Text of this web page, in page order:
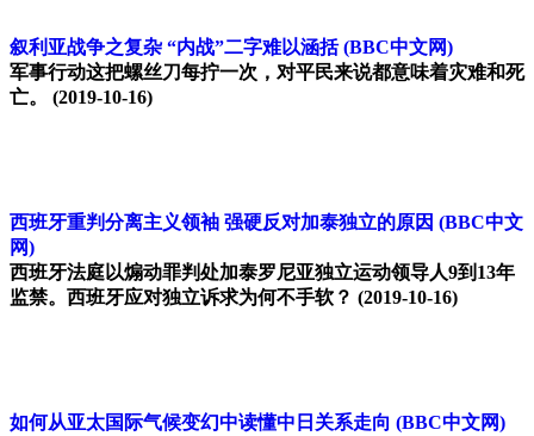
叙利亚战争之复杂 “内战”二字难以涵括 (BBC中文网)
军事行动这把螺丝刀每拧一次，对平民来说都意味着灾难和死
亡。
(2019-10-16)
西班牙重判分离主义领袖 强硬反对加泰独立的原因 (BBC中文
网)
西班牙法庭以煽动罪判处加泰罗尼亚独立运动领导人9到13年
监禁。西班牙应对独立诉求为何不手软？ (2019-10-16)
如何从亚太国际气候变幻中读懂中日关系走向 (BBC中文网)